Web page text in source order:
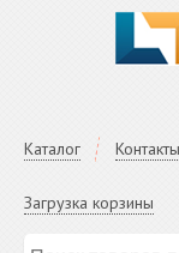
Каталог Контакты
Загрузка корзины